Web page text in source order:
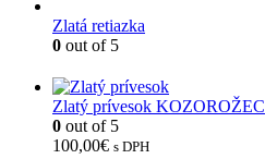
Zlatá retiazka
0 out of 5
Zlatý prívesok KOZOROŽEC
0 out of 5
100,00€ s DPH